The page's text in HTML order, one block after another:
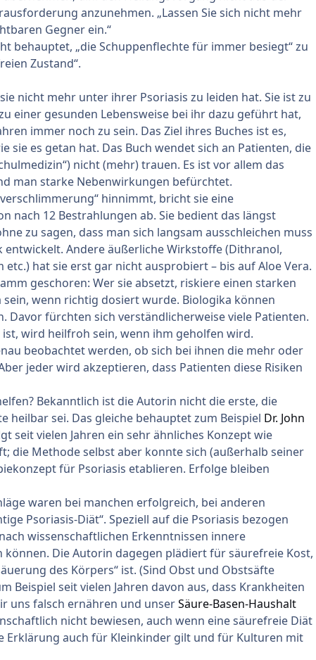
anzunehmen. „Lassen Sie sich nicht mehr
Gegner ein.“
behauptet, „die Schuppenflechte für immer besiegt“ zu
Zustand“.
nicht mehr unter ihrer Psoriasis zu leiden hat. Sie ist zu
einer gesunden Lebensweise bei ihr dazu geführt hat,
immer noch zu sein. Das Ziel ihres Buches ist es,
sie es getan hat. Das Buch wendet sich an Patienten, die
nicht (mehr) trauen. Es ist vor allem das
man starke Nebenwirkungen befürchtet.
hinnimmt, bricht sie eine
nach 12 Bestrahlungen ab. Sie bedient das längst
zu sagen, dass man sich langsam ausschleichen muss
Andere äußerliche Wirkstoffe (Dithranol,
hat sie erst gar nicht ausprobiert – bis auf Aloe Vera.
geschoren: Wer sie absetzt, riskiere einen starken
wenn richtig dosiert wurde. Biologika können
Davor fürchten sich verständlicherweise viele Patienten.
wird heilfroh sein, wenn ihm geholfen wird.
beobachtet werden, ob sich bei ihnen die mehr oder
jeder wird akzeptieren, dass Patienten diese Risiken
Bekanntlich ist die Autorin nicht die erste, die
heilbar sei. Das gleiche behauptet zum Beispiel Dr. John
seit vielen Jahren ein sehr ähnliches Konzept wie
die Methode selbst aber konnte sich (außerhalb seiner
für Psoriasis etablieren. Erfolge bleiben
waren bei manchen erfolgreich, bei anderen
Psoriasis-Diät“. Speziell auf die Psoriasis bezogen
wissenschaftlichen Erkenntnissen innere
Die Autorin dagegen plädiert für säurefreie Kost,
des Körpers“ ist. (Sind Obst und Obstsäfte
Beispiel seit vielen Jahren davon aus, dass Krankheiten
uns falsch ernähren und unserSäure-Basen-Haushalt
nicht bewiesen, auch wenn eine säurefreie Diät
Erklärung auch für Kleinkinder gilt und für Kulturen mit